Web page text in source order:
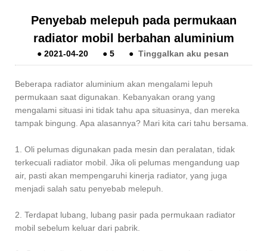
Penyebab melepuh pada permukaan
radiator mobil berbahan aluminium
●2021-04-20 ●5 ● Tinggalkan aku pesan
Beberapa radiator aluminium akan mengalami lepuh
permukaan saat digunakan. Kebanyakan orang yang
mengalami situasi ini tidak tahu apa situasinya, dan mereka
tampak bingung. Apa alasannya? Mari kita cari tahu bersama.
1. Oli pelumas digunakan pada mesin dan peralatan, tidak
terkecuali radiator mobil. Jika oli pelumas mengandung uap
air, pasti akan mempengaruhi kinerja radiator, yang juga
menjadi salah satu penyebab melepuh.
2. Terdapat lubang, lubang pasir pada permukaan radiator
mobil sebelum keluar dari pabrik.